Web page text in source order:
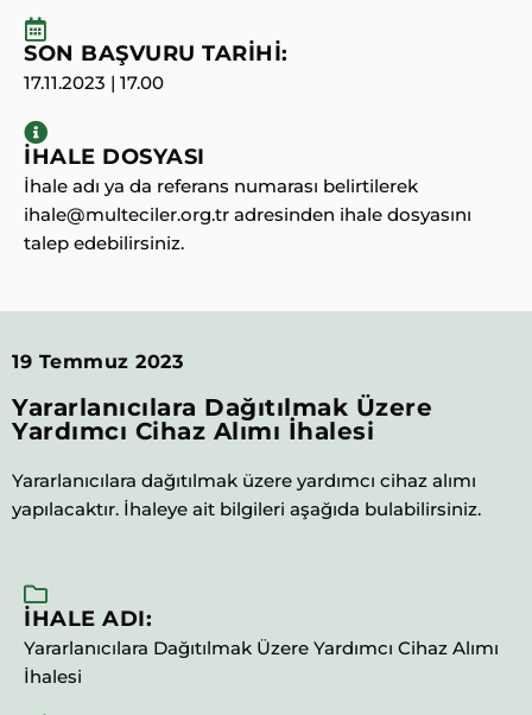
SON BAŞVURU TARİHİ:
17.11.2023 | 17.00
İHALE DOSYASI
İhale adı ya da referans numarası belirtilerek
ihale@multeciler.org.tr adresinden ihale dosyasını
talep edebilirsiniz.
19 Temmuz 2023
Yararlanıcılara Dağıtılmak Üzere
Yardımcı Cihaz Alımı İhalesi
Yararlanıcılara dağıtılmak üzere yardımcı cihaz alımı
yapılacaktır. İhaleye ait bilgileri aşağıda bulabilirsiniz.
İHALE ADI:
Yararlanıcılara Dağıtılmak Üzere Yardımcı Cihaz Alımı
İhalesi